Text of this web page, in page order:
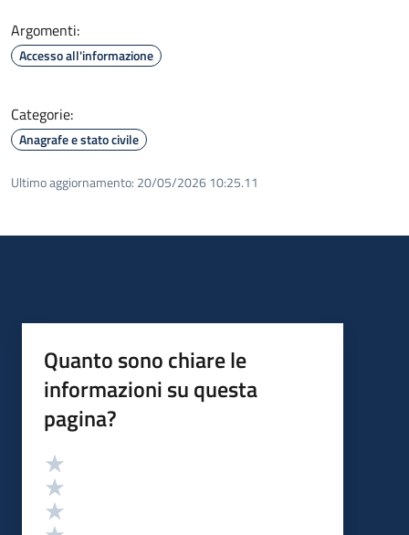
Argomenti:
Accesso all'informazione
Categorie:
Anagrafe e stato civile
Ultimo aggiornamento: 20/05/2026 10:25.11
Quanto sono chiare le
informazioni su questa
pagina?
Valutazione